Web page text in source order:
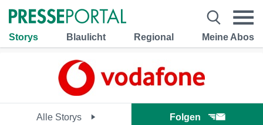
Storys Blaulicht Regional Meine Abos
Alle Storys Folgen